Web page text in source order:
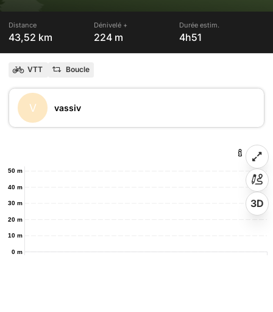
Distance
43,52 km
Dénivelé +
224 m
Durée estim.
4h51
VTT Boucle
V vassiv
0 m
10 m
20 m
30 m
40 m
50 m
3D